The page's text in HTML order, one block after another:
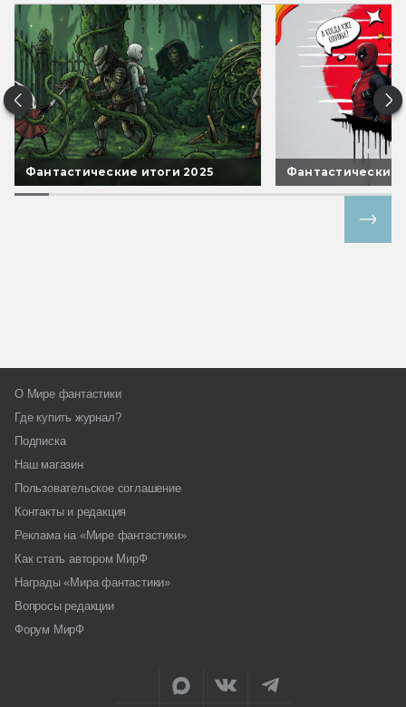
Фантастические итоги 2025 Фантастические
О Мире фантастики
Где купить журнал?
Подписка
Наш магазин
Пользовательское соглашение
Контакты и редакция
Реклама на «Мире фантастики»
Как стать автором МирФ
Награды «Мира фантастики»
Вопросы редакции
Форум МирФ